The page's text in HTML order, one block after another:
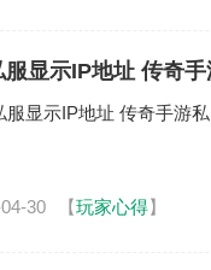
服显示IP地址 传奇
30 【玩家心得】